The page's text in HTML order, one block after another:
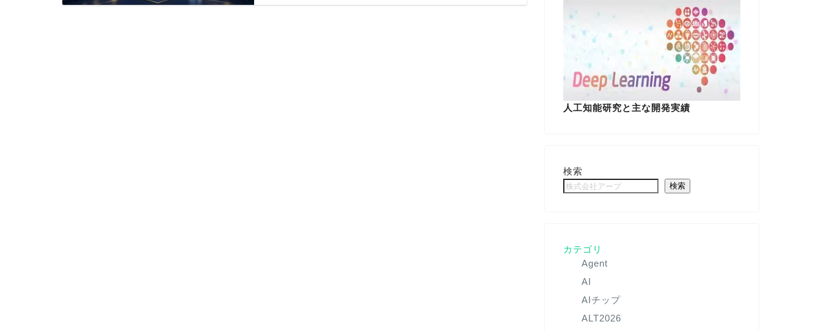
人工知能研究と主な開発実績
検索
検索
カテゴリ
Agent
AI
AIチップ
ALT2026